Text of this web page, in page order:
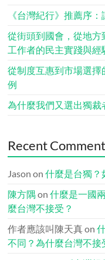
《台灣紀行》推薦序
從街頭到國會，從地
工作者的民主實踐與經
從制度互惠到市場選
例
為什麼我們又選出獨裁
Recent
Jason on什麼是台獨？
陳方隅 on什麼是一國
麼台灣不接受？
作者應該叫陳天真on
不同？為什麼台灣不接